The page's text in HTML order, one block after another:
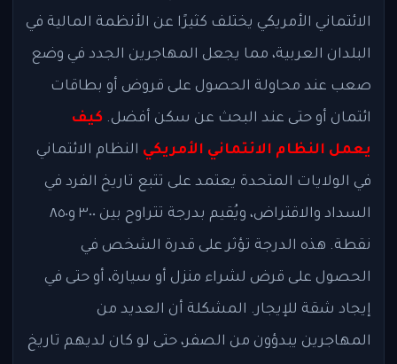
الائتماني الأمريكي يختلف كثيرًا عن الأنظمة المالية في
البلدان العربية، مما يجعل المهاجرين الجدد في وضع
صعب عند محاولة الحصول على قروض أو بطاقات
ائتمان أو حتى عند البحث عن سكن أفضل. كيف
يعمل النظام الائتماني الأمريكي النظام الائتماني
في الولايات المتحدة يعتمد على تتبع تاريخ الفرد في
السداد والاقتراض، ويُقيم بدرجة تتراوح بين ٣٠٠ و٨٥٠
نقطة. هذه الدرجة تؤثر على قدرة الشخص في
الحصول على قرض لشراء منزل أو سيارة، أو حتى في
إيجاد شقة للإيجار. المشكلة أن العديد من
المهاجرين يبدؤون من الصفر، حتى لو كان لديهم تاريخ